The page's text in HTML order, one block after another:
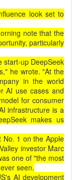
look set to
note that the
particularly
start-up DeepSeek
he wrote. "At the
in the world
AI use cases and
for consumer
infrastructure is a
makes us
No. 1 on the Apple
investor Marc
one of "the most
seen.
AI development